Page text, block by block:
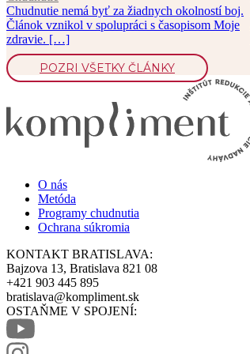
Chudnutie nemá byť za žiadnych okolností boj.
Článok vznikol v spolupráci s časopisom Moje
zdravie. […]
POZRI VŠETKY ČLÁNKY
O nás
Metóda
Programy chudnutia
Ochrana súkromia
KONTAKT BRATISLAVA:
Bajzova 13, Bratislava 821 08
+421 903 445 895
bratislava@kompliment.sk
OSTAŇME V SPOJENÍ: